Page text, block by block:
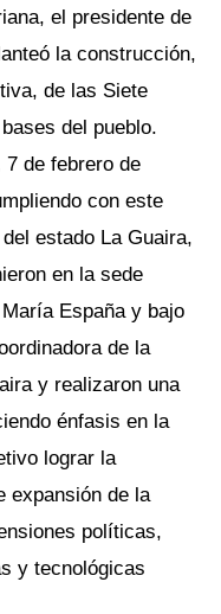
el presidente de
la construcción,
de las Siete
del pueblo.
de febrero de
con este
estado La Guaira,
en la sede
España y bajo
de la
y realizaron una
énfasis en la
lograr la
expansión de la
políticas,
y tecnológicas